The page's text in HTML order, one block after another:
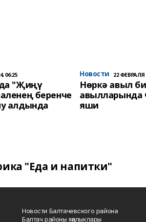
06:25
"Җиңү
беренче
алдында
Новости 22 ФЕВРАЛЯ
Нөркә авыл
авылларында
яши
"Еда и напитки"
Новости Балтачевского района
Балтач районы яңалыклары